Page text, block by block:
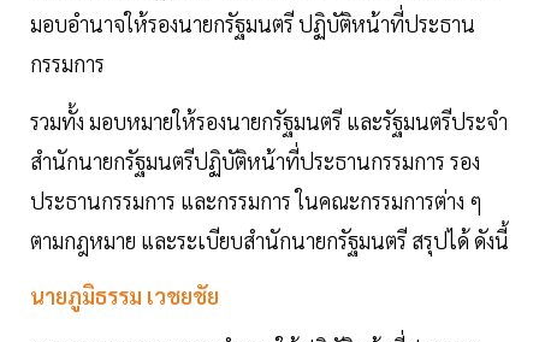
มอบอำนาจให้รองนายกรัฐมนตรี ปฏิบัติหน้าที่ประธาน
กรรมการ
รวมทั้ง มอบหมายให้รองนายกรัฐมนตรี และรัฐมนตรีประจำ
สำนักนายกรัฐมนตรีปฏิบัติหน้าที่ประธานกรรมการ รอง
ประธานกรรมการ และกรรมการ ในคณะกรรมการต่าง ๆ
ตามกฎหมาย และระเบียบสำนักนายกรัฐมนตรี สรุปได้ ดังนี้
นายภูมิธรรม เวชยชัย